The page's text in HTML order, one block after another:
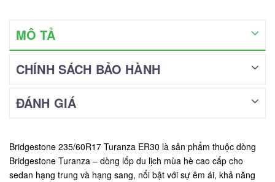
MÔ TẢ
CHÍNH SÁCH BẢO HÀNH
ĐÁNH GIÁ
Bridgestone 235/60R17 Turanza ER30 là sản phẩm thuộc dòng
Bridgestone Turanza – dòng lốp du lịch mùa hè cao cấp cho
sedan hạng trung và hạng sang, nổi bật với sự êm ái, khả năng